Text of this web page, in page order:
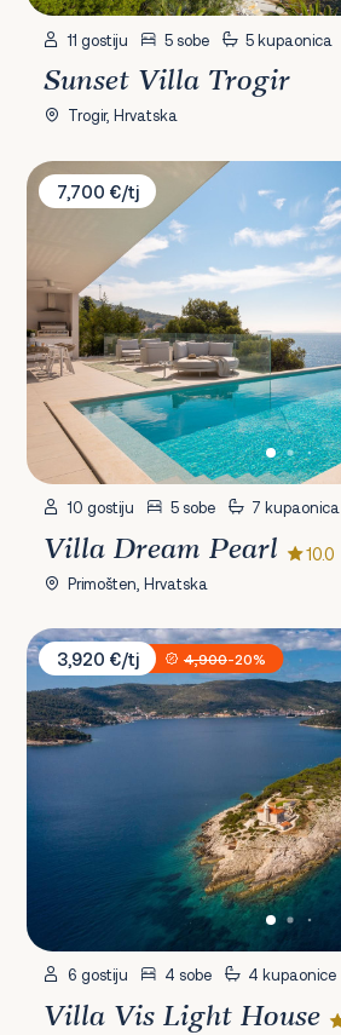
11 gostiju 5 sobe 5 kupaonica
Sunset Villa Trogir
Trogir, Hrvatska
Villa Dream Pearl
7,700 €/tj
10 gostiju 5 sobe 7 kupaonica
Villa Dream Pearl 10.0
Primošten, Hrvatska
Villa Vis Light House
3,920 €/tj
4,900-20%
6 gostiju 4 sobe 4 kupaonice
Villa Vis Light House